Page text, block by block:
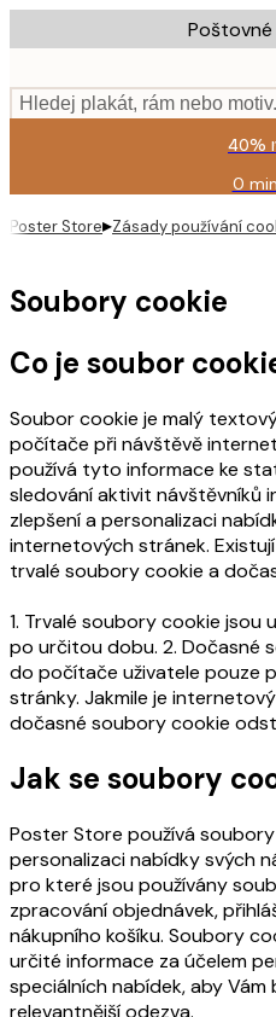
to
content.
Poštovné
Hledej plakát, rám nebo
40%
0 min
Poster Store▸Zásady používání
Soubory cookie
Co je soubor
Soubor cookie je malý
počítače při návštěvě
používá tyto informace ke
sledování aktivit návštěvníků
zlepšení a personalizaci
internetových stránek.
trvalé soubory cookie a
1. Trvalé soubory cookie jsou
po určitou dobu. 2. Dočasné
do počítače uživatele pouze
stránky. Jakmile je
dočasné soubory cookie
Jak se soubory
Poster Store používá
personalizaci nabídky svých
pro které jsou používány
zpracování objednávek,
nákupního košíku. Soubory
určité informace za účelem
speciálních nabídek, aby
relevantnější odezva.